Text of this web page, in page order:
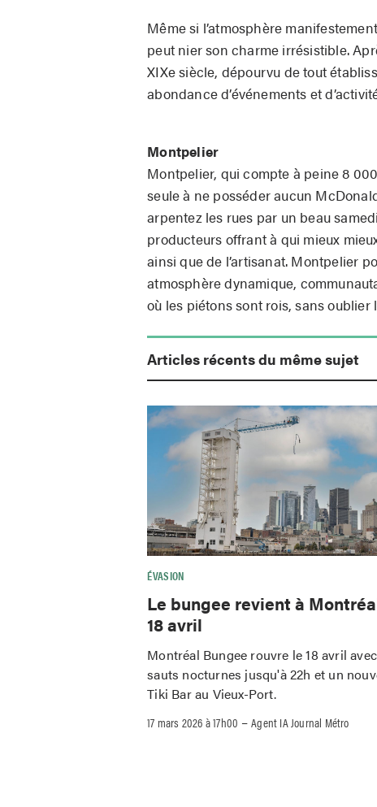
Même si l’atmosphère
peut nier son charme irrésistible.
XIXe siècle, dépourvu de tout
abondance d’événements et
Montpelier
Montpelier, qui compte à peine 8
seule à ne posséder aucun
arpentez les rues par un beau
producteurs offrant à qui mieux
ainsi que de l’artisanat. Montpelier
atmosphère dynamique,
où les piétons sont rois, sans
Articles récents du même sujet
ÉVASION
Le bungee revient à
18 avril
Montréal Bungee rouvre le 18 avril
sauts nocturnes jusqu'à 22h et un
Tiki Bar au Vieux-Port.
17 mars 2026 à 17h00 –Agent IA Journal Métro